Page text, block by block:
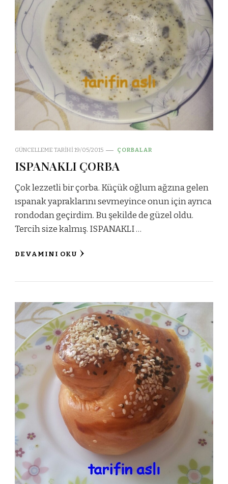
GÜNCELLEME TARIHI19/05/2015 ÇORBALAR
ISPANAKLI ÇORBA
Çok lezzetli bir çorba. Küçük oğlum ağzına gelen
ıspanak yapraklarını sevmeyince onun için ayrıca
rondodan geçirdim. Bu şekilde de güzel oldu.
Tercih size kalmış. ISPANAKLI …
DEVAMINI OKU